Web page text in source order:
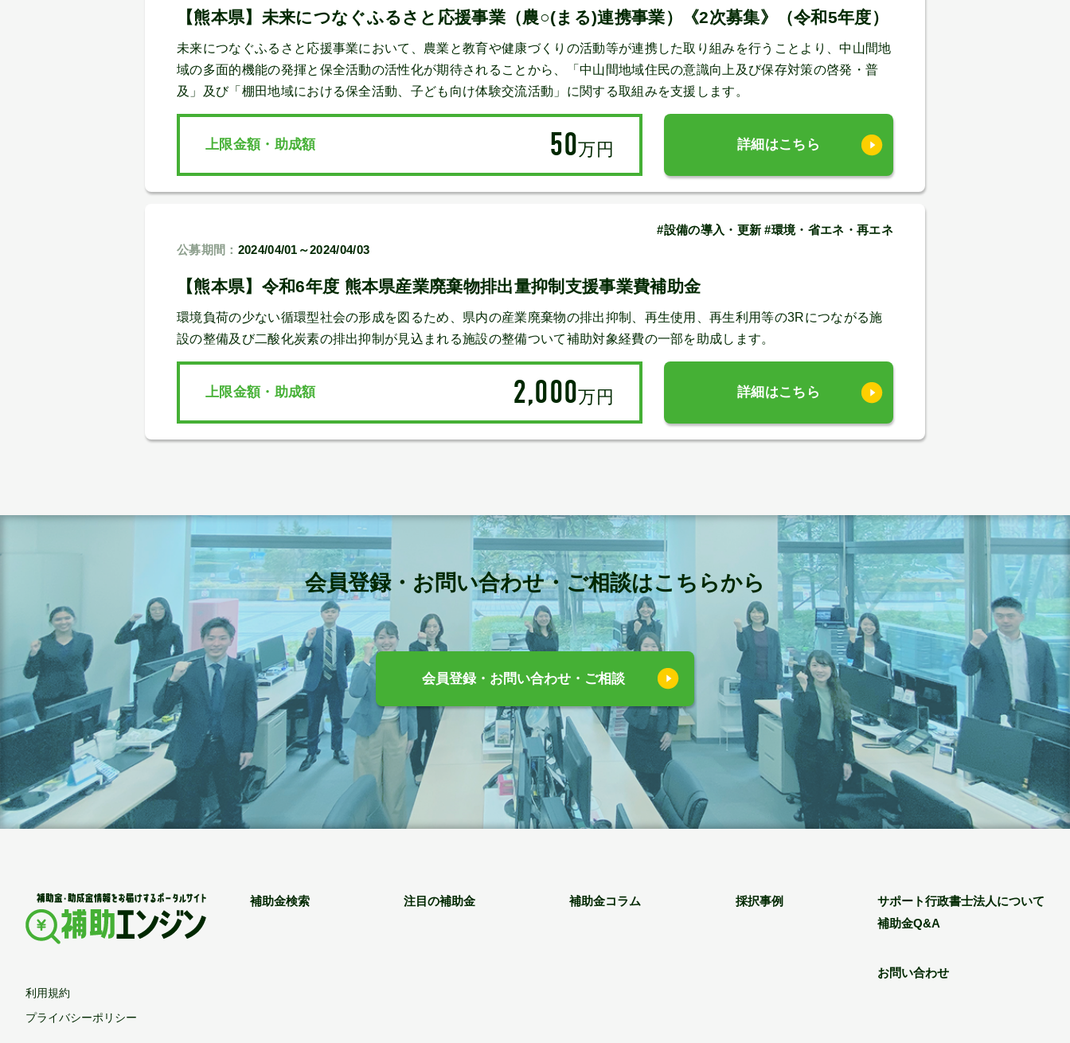
【熊本県】未来につなぐふるさと応援事業（農○(まる)連携事業）《2次募集》（令和5年度）
未来につなぐふるさと応援事業において、農業と教育や健康づくりの活動等が連携した取り組みを行うことより、中山間地
域の多面的機能の発揮と保全活動の活性化が期待されることから、「中山間地域住民の意識向上及び保存対策の啓発・普
及」及び「棚田地域における保全活動、子ども向け体験交流活動」に関する取組みを支援します。
上限金額・助成額 50万円 詳細はこちら
#設備の導入・更新 #環境・省エネ・再エネ
公募期間： 2024/04/01～2024/04/03
【熊本県】令和6年度 熊本県産業廃棄物排出量抑制支援事業費補助金
環境負荷の少ない循環型社会の形成を図るため、県内の産業廃棄物の排出抑制、再生使用、再生利用等の3Rにつながる施
設の整備及び二酸化炭素の排出抑制が見込まれる施設の整備ついて補助対象経費の一部を助成します。
上限金額・助成額 2,000万円 詳細はこちら
会員登録・お問い合わせ・ご相談はこちらから
会員登録・お問い合わせ・ご相談
補助金検索 注目の補助金 補助金コラム 採択事例
サポート行政書士法人について
補助金Q&A
お問い合わせ
利用規約
プライバシーポリシー